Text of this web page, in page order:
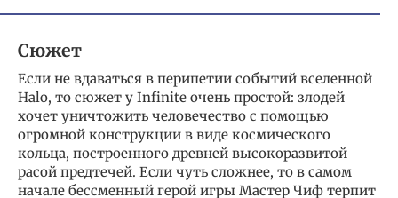
Сюжет
Если не вдаваться в перипетии событий вселенной
Halo, то сюжет у Infinite очень простой: злодей
хочет уничтожить человечество с помощью
огромной конструкции в виде космического
кольца, построенного древней высокоразвитой
расой предтечей. Если чуть сложнее, то в самом
начале бессменный герой игры Мастер Чиф терпит